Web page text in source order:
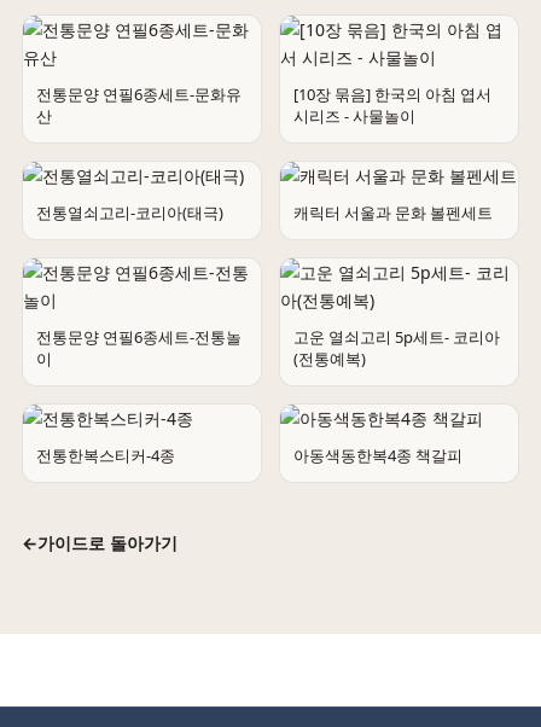
예쁜 한국볼펜5종
전통문양 연필6종세트-문화유
산
[10장 묶음] 한국의 아침 엽서
시리즈 - 사물놀이
전통열쇠고리-코리아(태극) 캐릭터 서울과 문화 볼펜세트
전통문양 연필6종세트-전통놀
이
고운 열쇠고리 5p세트- 코리아
(전통예복)
전통한복스티커-4종 아동색동한복4종 책갈피
←가이드로 돌아가기